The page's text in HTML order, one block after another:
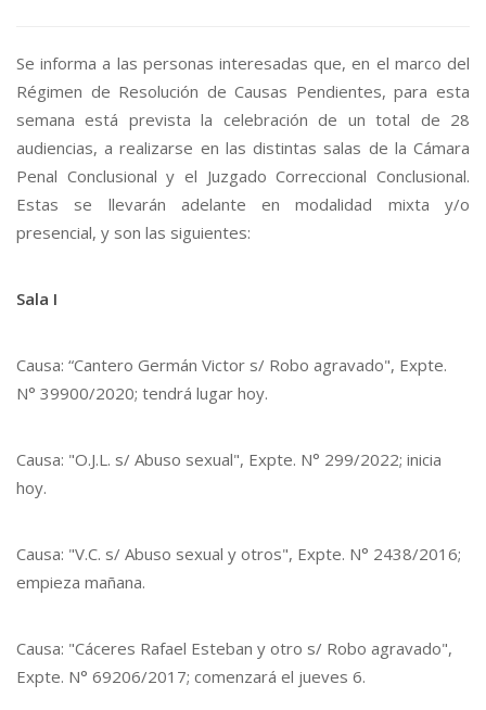
Se informa a las personas interesadas que, en el marco del
Régimen de Resolución de Causas Pendientes, para esta
semana está prevista la celebración de un total de 28
audiencias, a realizarse en las distintas salas de la Cámara
Penal Conclusional y el Juzgado Correccional Conclusional.
Estas se llevarán adelante en modalidad mixta y/o
presencial, y son las siguientes:
Sala I
Causa: “Cantero Germán Victor s/ Robo agravado", Expte.
N° 39900/2020; tendrá lugar hoy.
Causa: "O.J.L. s/ Abuso sexual", Expte. N° 299/2022; inicia
hoy.
Causa: "V.C. s/ Abuso sexual y otros", Expte. N° 2438/2016;
empieza mañana.
Causa: "Cáceres Rafael Esteban y otro s/ Robo agravado",
Expte. N° 69206/2017; comenzará el jueves 6.